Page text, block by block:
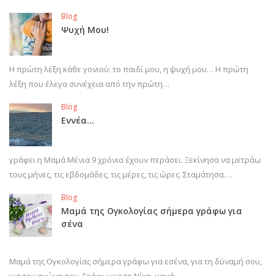
Blog
Ψυχή Μου!
Η πρώτη λέξη κάθε γονιού: το παιδί μου, η ψυχή μου… Η πρώτη
λέξη που έλεγα συνέχεια από την πρώτη…
Blog
Εννέα…
γράφει η Μαμά Μένια 9 χρόνια έχουν περάσει. Ξεκίνησα να μετράω
τους μήνες, τις εβδομάδες, τις μέρες, τις ώρες. Σταμάτησα.…
Blog
Μαμά της Ογκολογίας σήμερα γράφω για
σένα
Μαμά της Ογκολογίας σήμερα γράφω για εσένα, για τη δύναμή σου,